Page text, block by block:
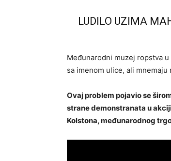
LUDILO UZIMA
Međunarodni muzej ropstva
sa imenom ulice, ali
Ovaj problem pojavio se
strane demonstranata u
Kolstona, međunarodnog